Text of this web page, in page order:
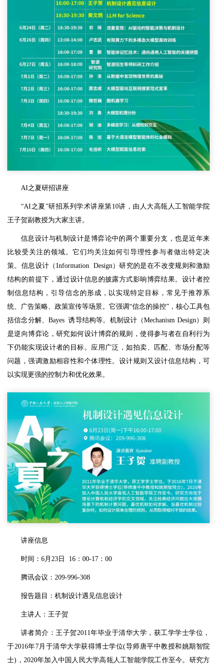
AI之夏研招讲座
“AI之夏”研招系列学术讲座第10讲，由人大高瓴人工智能学院
王子贺副教授为大家主讲。
信息设计与机制设计是博弈论中的两个重要分支，也是近年来
比较受关注的领域。它们均关注如何引导理性参与者做出特定决
策。信息设计（Information Design）研究的是在不改变规则和激励
结构的前提下，通过设计信息的披露方式影响博弈结果。设计者控
制信息结构，引导信念的形成，以实现特定目标，常见于推荐系
统、广告策略、政策宣传等场景。它强调“信念的操控”，核心工具包
括信念分解、Bayes 诱导结构等。机制设计（Mechanism Design）则
是逆向博弈论，研究如何设计博弈的规则，使得参与者在自利行为
下仍能实现设计者的目标。应用广泛，如拍卖、匹配、市场分配等
问题，强调激励相容性和个体理性。设计规则又设计信息结构，可
以实现更强的控制力和优化效果。
讲座信息
时间：6月23日 16：00-17：00
腾讯会议：209-996-308
报告题目：机制设计遇见信息设计
主讲人：王子贺
讲者简介：王子贺2011年毕业于清华大学，获工学学士学位，
于2016年7月于清华大学获得博士学位(导师唐平中教授和姚期智院
士)，2020年加入中国人民大学高瓴人工智能学院工作至今。研究方